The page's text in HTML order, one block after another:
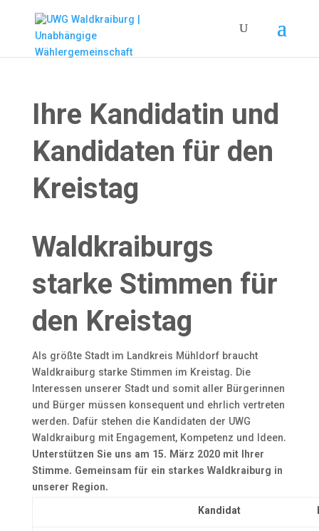
Ihre Kandidatin und
Kandidaten für den
Kreistag
Waldkraiburgs
starke Stimmen für
den Kreistag
Als größte Stadt im Landkreis Mühldorf braucht
Waldkraiburg starke Stimmen im Kreistag. Die
Interessen unserer Stadt und somit aller Bürgerinnen
und Bürger müssen konsequent und ehrlich vertreten
werden. Dafür stehen die Kandidaten der UWG
Waldkraiburg mit Engagement, Kompetenz und Ideen.
Unterstützen Sie uns am 15. März 2020 mit Ihrer
Stimme. Gemeinsam für ein starkes Waldkraiburg in
unserer Region.
Kandidat